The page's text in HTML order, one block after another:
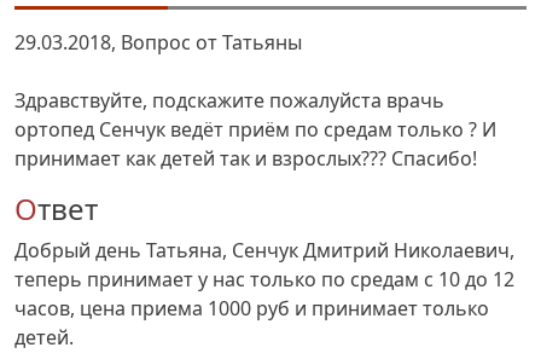
29.03.2018, Вопрос от Татьяны
Здравствуйте, подскажите пожалуйста врачь
ортопед Сенчук ведёт приём по средам только ? И
принимает как детей так и взрослых??? Спасибо!
Ответ
Добрый день Татьяна, Сенчук Дмитрий Николаевич,
теперь принимает у нас только по средам с 10 до 12
часов, цена приема 1000 руб и принимает только
детей.